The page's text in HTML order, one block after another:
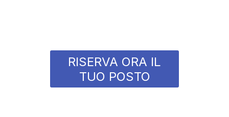
RISERVA ORA IL
TUO POSTO